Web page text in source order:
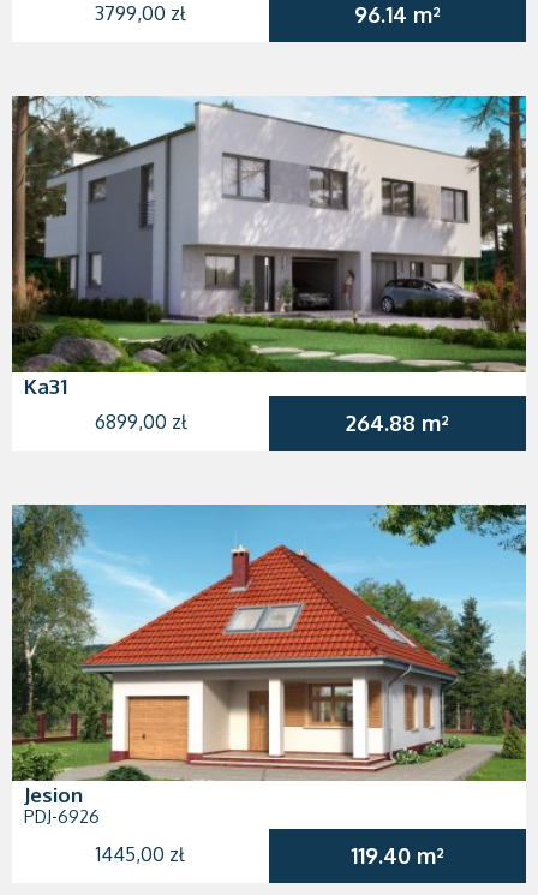
3799,00 zł 96.14 m²
Ka31
6899,00 zł 264.88 m²
Jesion
PDJ-6926
1445,00 zł 119.40 m²